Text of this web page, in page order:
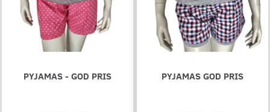
PYJAMAS - GOD PRIS PYJAMAS GOD PRIS